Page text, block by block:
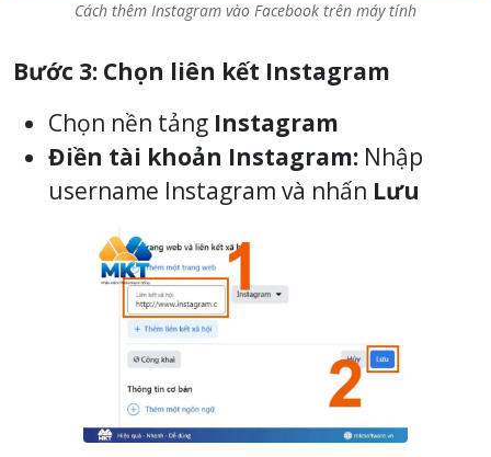
Cách thêm Instagram vào Facebook trên máy tính
Bước 3: Chọn liên kết Instagram
Chọn nền tảng Instagram
Điền tài khoản Instagram: Nhập
username Instagram và nhấn Lưu